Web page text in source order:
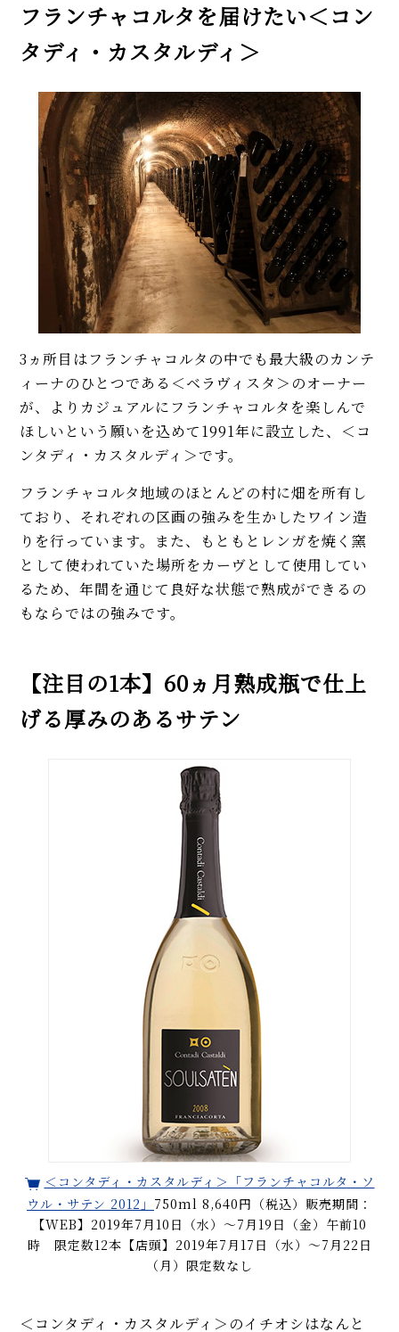
フランチャコルタを届けたい＜コン
タディ・カスタルディ＞
3ヵ所目はフランチャコルタの中でも最大級のカンテ
ィーナのひとつである＜ベラヴィスタ＞のオーナー
が、よりカジュアルにフランチャコルタを楽しんで
ほしいという願いを込めて1991年に設立した、＜コ
ンタディ・カスタルディ＞です。
フランチャコルタ地域のほとんどの村に畑を所有し
ており、それぞれの区画の強みを生かしたワイン造
りを行っています。また、もともとレンガを焼く窯
として使われていた場所をカーヴとして使用してい
るため、年間を通じて良好な状態で熟成ができるの
もならではの強みです。
【注目の1本】60ヵ月熟成瓶で仕上
げる厚みのあるサテン
＜コンタディ・カスタルディ＞「フランチャコルタ・ソ
ウル・サテン 2012」 750ml 8,640円（税込）販売期間：
【WEB】2019年7月10日（水）〜7月19日（金）午前10
時 限定数12本【店頭】2019年7月17日（水）〜7月22日
（月）限定数なし
＜コンタディ・カスタルディ＞のイチオシはなんと